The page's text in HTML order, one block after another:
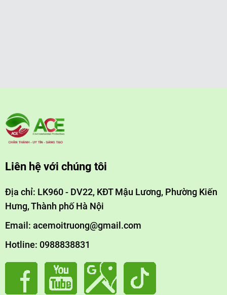
Liên hệ với chúng tôi
Địa chỉ: LK960 - DV22, KĐT Mậu Lương, Phường Kiến
Hưng, Thành phố Hà Nội
Email: acemoitruong@gmail.com
Hotline: 0988838831